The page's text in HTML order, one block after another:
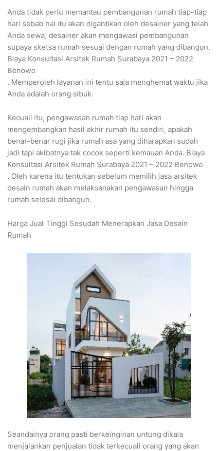
Anda tidak perlu memantau pembangunan rumah tiap-tiap
hari sebab hal itu akan digantikan oleh desainer yang telah
Anda sewa, desainer akan mengawasi pembangunan
supaya sketsa rumah sesuai dengan rumah yang dibangun.
Biaya Konsultasi Arsitek Rumah Surabaya 2021 – 2022
Benowo
. Memperoleh layanan ini tentu saja menghemat waktu jika
Anda adalah orang sibuk.
Kecuali itu, pengawasan rumah tiap hari akan
mengembangkan hasil akhir rumah itu sendiri, apakah
benar-benar rugi jika rumah asa yang diharapkan sudah
jadi tapi akibatnya tak cocok seperti kemauan Anda. Biaya
Konsultasi Arsitek Rumah Surabaya 2021 – 2022 Benowo
. Oleh karena itu tentukan sebelum memilih jasa arsitek
desain rumah akan melaksanakan pengawasan hingga
rumah selesai dibangun.
Harga Jual Tinggi Sesudah Menerapkan Jasa Desain
Rumah
Seandainya orang pasti berkeinginan untung dikala
menjalankan penjualan tidak terkecuali orang yang akan